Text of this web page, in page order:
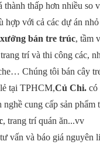
thành thấp hơn nhiều so
hợp với cả các dự án
bán tre trúc, tầm
trí và thi công các,
Chúng tôi bán cây
tại TPHCM,Củ Chi. có
nghề cung cấp sản
, trang trí quán ăn...vv
vấn và báo giá nguyên